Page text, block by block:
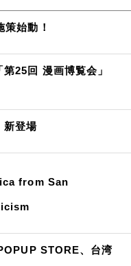
策始動！
25回 漫画博覧会」
新登場
from San
STORE、台湾